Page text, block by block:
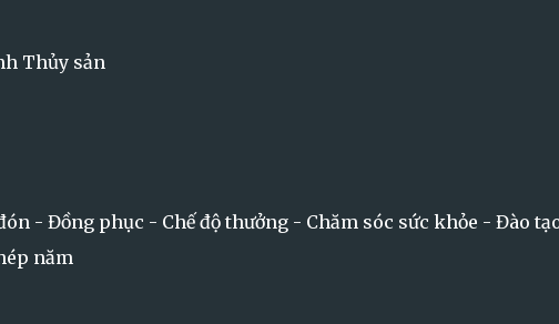
Thủy sản
- Đồng phục - Chế độ thưởng - Chăm sóc sức khỏe - Đào
năm